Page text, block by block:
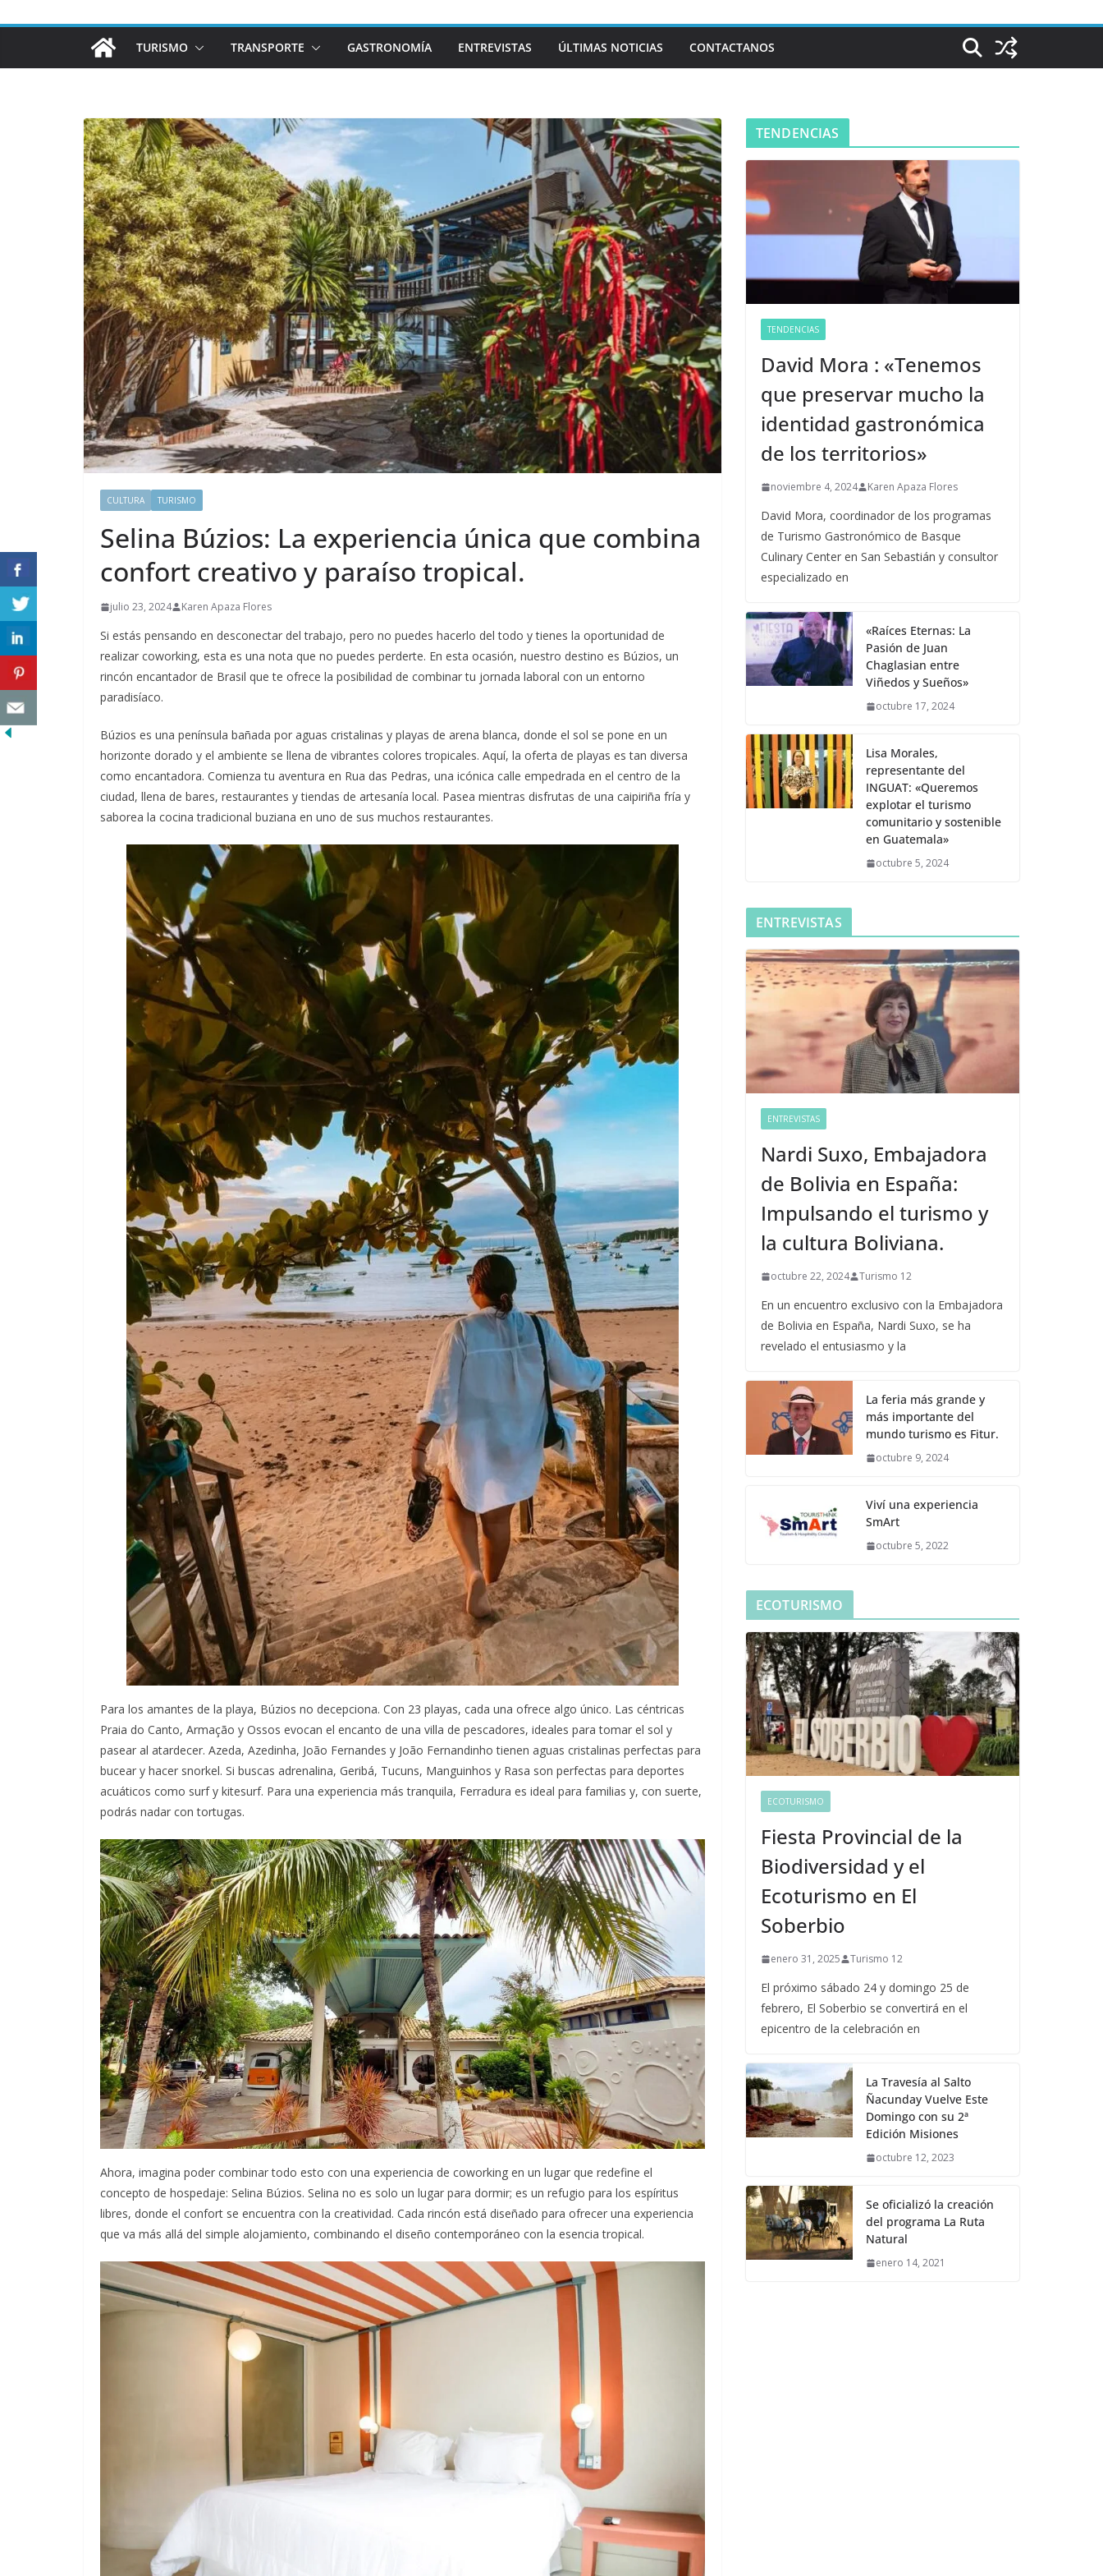
TURISMO TRANSPORTE GASTRONOMÍA ENTREVISTAS ÚLTIMAS NOTICIAS CONTACTANOS
CULTURA TURISMO
Selina Búzios: La experiencia única que combina
confort creativo y paraíso tropical.
julio 23, 2024 Karen Apaza Flores
Si estás pensando en desconectar del trabajo, pero no puedes hacerlo del todo y tienes la oportunidad de
realizar coworking, esta es una nota que no puedes perderte. En esta ocasión, nuestro destino es Búzios, un
rincón encantador de Brasil que te ofrece la posibilidad de combinar tu jornada laboral con un entorno
paradisíaco.
Búzios es una península bañada por aguas cristalinas y playas de arena blanca, donde el sol se pone en un
horizonte dorado y el ambiente se llena de vibrantes colores tropicales. Aquí, la oferta de playas es tan diversa
como encantadora. Comienza tu aventura en Rua das Pedras, una icónica calle empedrada en el centro de la
ciudad, llena de bares, restaurantes y tiendas de artesanía local. Pasea mientras disfrutas de una caipiriña fría y
saborea la cocina tradicional buziana en uno de sus muchos restaurantes.
Para los amantes de la playa, Búzios no decepciona. Con 23 playas, cada una ofrece algo único. Las céntricas
Praia do Canto, Armação y Ossos evocan el encanto de una villa de pescadores, ideales para tomar el sol y
pasear al atardecer. Azeda, Azedinha, João Fernandes y João Fernandinho tienen aguas cristalinas perfectas para
bucear y hacer snorkel. Si buscas adrenalina, Geribá, Tucuns, Manguinhos y Rasa son perfectas para deportes
acuáticos como surf y kitesurf. Para una experiencia más tranquila, Ferradura es ideal para familias y, con suerte,
podrás nadar con tortugas.
Ahora, imagina poder combinar todo esto con una experiencia de coworking en un lugar que redefine el
concepto de hospedaje: Selina Búzios. Selina no es solo un lugar para dormir; es un refugio para los espíritus
libres, donde el confort se encuentra con la creatividad. Cada rincón está diseñado para ofrecer una experiencia
que va más allá del simple alojamiento, combinando el diseño contemporáneo con la esencia tropical.
TENDENCIAS
TENDENCIAS
David Mora : «Tenemos
que preservar mucho la
identidad gastronómica
de los territorios»
noviembre 4, 2024 Karen Apaza Flores
David Mora, coordinador de los programas
de Turismo Gastronómico de Basque
Culinary Center en San Sebastián y consultor
especializado en
«Raíces Eternas: La
Pasión de Juan
Chaglasian entre
Viñedos y Sueños»
octubre 17, 2024
Lisa Morales,
representante del
INGUAT: «Queremos
explotar el turismo
comunitario y sostenible
en Guatemala»
octubre 5, 2024
ENTREVISTAS
ENTREVISTAS
Nardi Suxo, Embajadora
de Bolivia en España:
Impulsando el turismo y
la cultura Boliviana.
octubre 22, 2024 Turismo 12
En un encuentro exclusivo con la Embajadora
de Bolivia en España, Nardi Suxo, se ha
revelado el entusiasmo y la
La feria más grande y
más importante del
mundo turismo es Fitur.
octubre 9, 2024
Viví una experiencia
SmArt
octubre 5, 2022
ECOTURISMO
ECOTURISMO
Fiesta Provincial de la
Biodiversidad y el
Ecoturismo en El
Soberbio
enero 31, 2025 Turismo 12
El próximo sábado 24 y domingo 25 de
febrero, El Soberbio se convertirá en el
epicentro de la celebración en
La Travesía al Salto
Ñacunday Vuelve Este
Domingo con su 2ª
Edición Misiones
octubre 12, 2023
Se oficializó la creación
del programa La Ruta
Natural
enero 14, 2021